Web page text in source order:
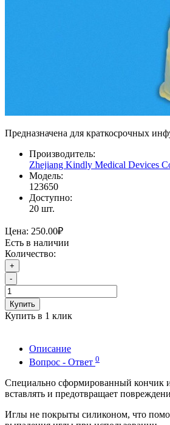
Предназначена для краткосрочных
Производитель:
Zhejiang Kindly Medical Devices
Модель:
123650
Доступно:
20 шт.
Цена: 250.00₽
Есть в наличии
Количество:
+
-
Купить
Купить в 1 клик
Описание
Вопрос - Ответ 0
Специально сформированный кончик
вставлять и предотвращает
Иглы не покрыты силиконом, что